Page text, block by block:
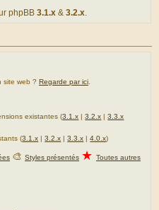
phpBB 3.1.x & 3.2.x
site web ? Regarde par ici
existantes (3.1.x |3.2.x |3.3.x
(3.1.x |3.2.x |3.3.x |4.0.x)
🎨 Styles présentés ★ Toutes autres